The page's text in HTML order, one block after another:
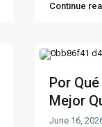
Continue
Por
Mejor
June 16,